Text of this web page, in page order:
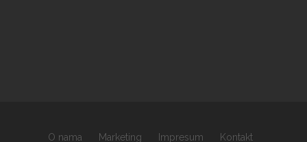
O nama Marketing Impresum Kontakt